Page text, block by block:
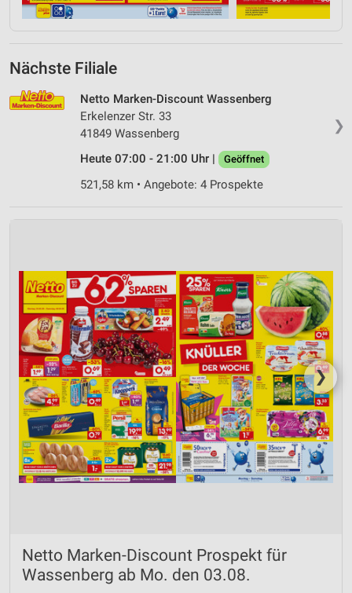
Nächste Filiale
❯
Netto Marken-Discount Wassenberg
Erkelenzer Str. 33
41849 Wassenberg
Heute 07:00 - 21:00 Uhr |
Geöffnet
521,58 km • Angebote: 4 Prospekte
❯
Netto Marken-Discount Prospekt für
Wassenberg ab Mo. den 03.08.